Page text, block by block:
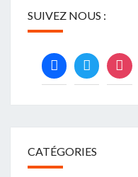
SUIVEZ NOUS :
facebooktwitter
CATÉGORIES